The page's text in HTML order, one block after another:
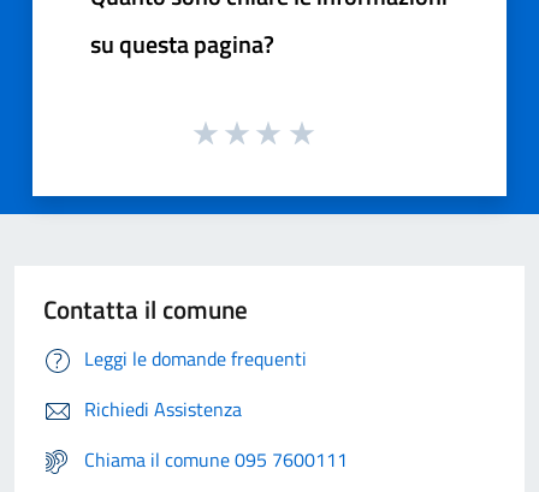
su questa pagina?
Contatta il comune
Leggi le domande frequenti
Richiedi Assistenza
Chiama il comune 095 7600111